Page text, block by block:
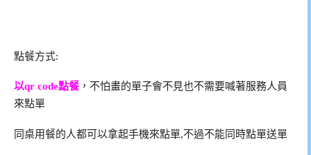
點餐方式:
以qr code點餐，不怕畫的單子會不見也不需要喊著服務人員
來點單
同桌用餐的人都可以拿起手機來點單,不過不能同時點單送單